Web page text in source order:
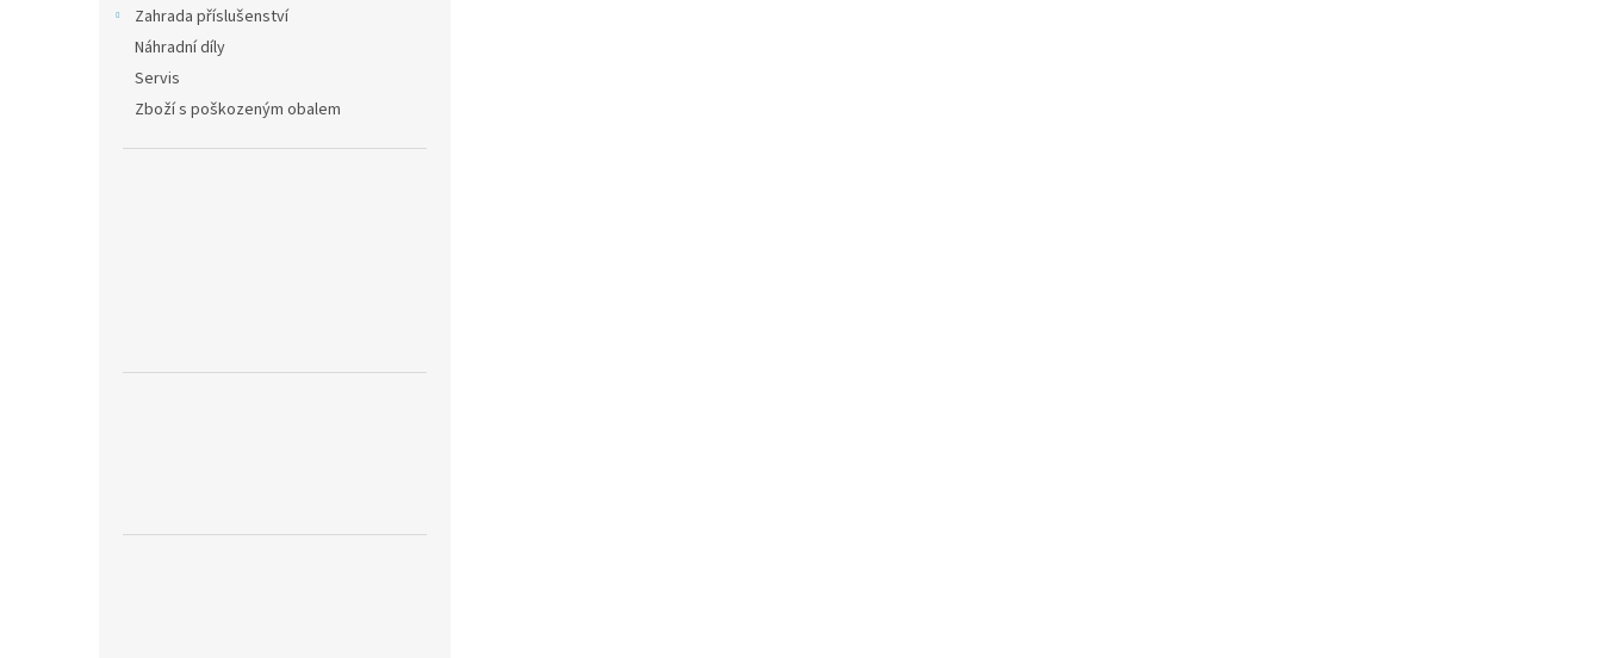
Zahrada příslušenství
Náhradní díly
Servis
Zboží s poškozeným obalem